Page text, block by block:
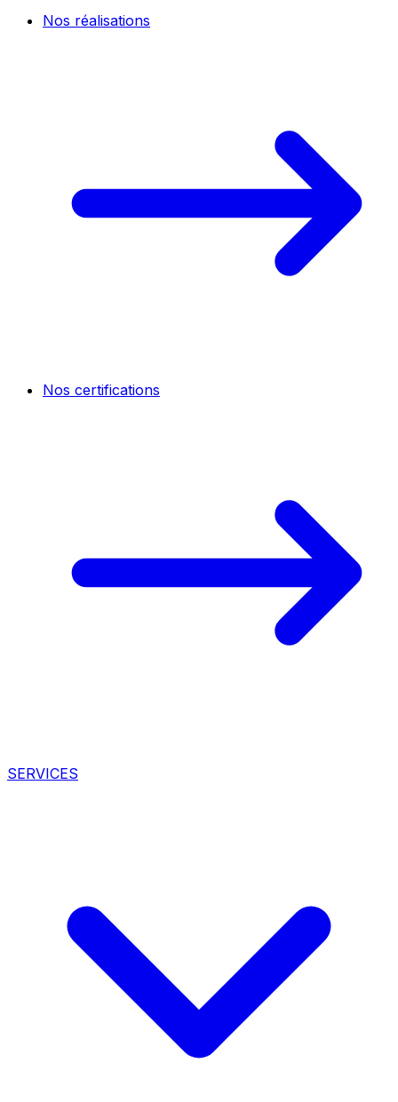
Nos réalisations
Nos certifications
SERVICES